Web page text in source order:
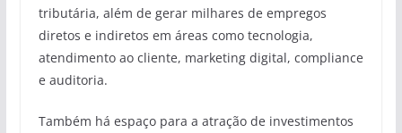
tributária, além de gerar milhares de empregos
diretos e indiretos em áreas como tecnologia,
atendimento ao cliente, marketing digital, compliance
e auditoria.
Também há espaço para a atração de investimentos